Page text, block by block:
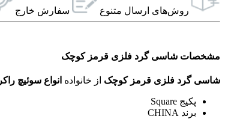
روش‌های ارسال‌ متنوع سفارش خارج
مشخصات شاسی گرد فلزی قرمز کوچک
شاسی گرد فلزی قرمز کوچک از خانواده انواع سوئيچ راکر
پکیج Square
برند CHINA